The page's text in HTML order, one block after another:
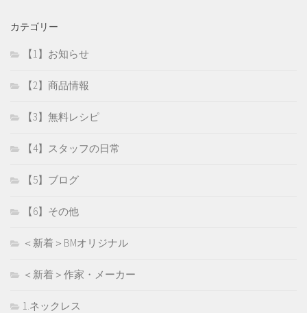
カテゴリー
【1】お知らせ
【2】商品情報
【3】無料レシピ
【4】スタッフの日常
【5】ブログ
【6】その他
＜新着＞BMオリジナル
＜新着＞作家・メーカー
1.ネックレス